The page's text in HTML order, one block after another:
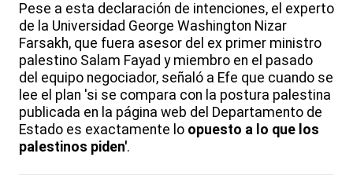
Pese a esta declaración de intenciones, el experto
de la Universidad George Washington Nizar
Farsakh, que fuera asesor del ex primer ministro
palestino Salam Fayad y miembro en el pasado
del equipo negociador, señaló a Efe que cuando se
lee el plan 'si se compara con la postura palestina
publicada en la página web del Departamento de
Estado es exactamente lo opuesto a lo que los
palestinos piden'.